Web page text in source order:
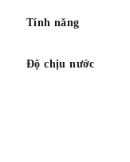
Tính năng
Độ chịu nước